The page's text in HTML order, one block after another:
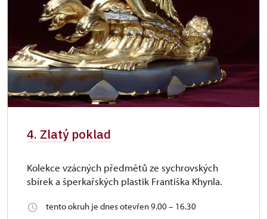
4. Zlatý poklad
Kolekce vzácných předmětů ze sychrovských
sbírek a šperkařských plastik Františka Khynla.
tento okruh je dnes otevřen 9.00 – 16.30